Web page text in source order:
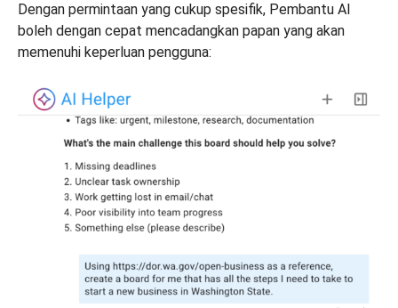
Dengan permintaan yang cukup spesifik, Pembantu AI
boleh dengan cepat mencadangkan papan yang akan
memenuhi keperluan pengguna: